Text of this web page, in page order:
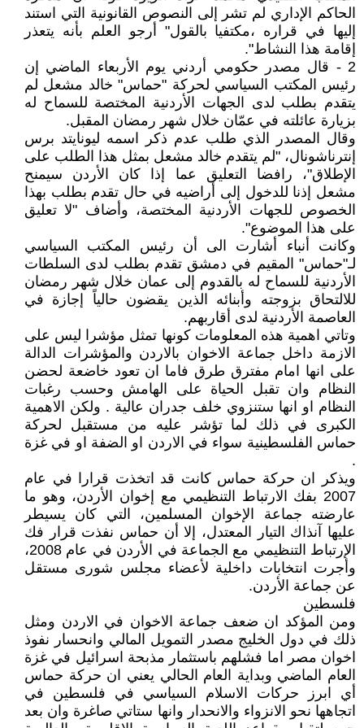
الحاكم الإداري لم تشر إلى النصوص القانونية التي استند
إليها في قراره ،مكتفيا بالقول" أرجو العلم بأنه يتعذر
إقامة هذا النشاط".
2 - قال مصدر حكومي أردني يوم الأربعاء الماضي إن
رئيس المكتب السياسي لحركة "حماس" خالد مشعل لم
يتقدم بطلب لدى الجهات الأردنية المختصة للسماح له
بزيارة عائلته في عمّان خلال شهر رمضان المقبل.
وقال المصدر الذي طلب عدم ذكر اسمه ليونايتد برس
إنترناشونال، "لم يتقدم خالد مشعل بمثل هذا الطلب على
الإطلاق"، رافضا التعليق عما إذا كان الأردن سيمنح
مشعل إذنا للدخول إلى أراضيه في حال تقدم بطلب بهذا
الخصوص للجهات الأردنية المختصة، وأضاف "لا تعليق
على هذا الموضوع".
وكانت أنباء أشارت الى أن رئيس المكتب السياسي
لـ"حماس" المقيم في دمشق تقدم بطلب لدى السلطات
الأردنية للسماح له بالقدوم إلى عمان خلال شهر رمضان
للالتحاق بزوجته وأبنائه الذين يقضون حالياً إجازة في
العاصمة الأردنية لدى أقاربهم.
وتاتي اهمية هذه المعلومات كونها تمثل مؤشرا ليس على
الازمة داخل جماعة الاخوان بالاردن والمؤشرات الدالة
على انها امام مفترق طرق فاما ان تعود خاضعة لحضن
النظام وان تقبل الحياة على الهامش وحسب رغبات
النظام او انها ستنزوي خلف جدران عالية . ولكن الاهمية
الكبرى في ذلك لما تؤشر عليه من مستقبل لحركة
حماس الفلسطينية سواء في الاردن او الضفة او في غزة
.
ويذكر ان حركة حماس كانت قد اتخذت قرارا في عام
2007 بفك الارتباط التنظيمي مع إخوان الأردن، وهو ما
عارضته جماعة الإخوان المسلمين، التي كان يسيطر
عليها آنذاك التيار المعتدل، إلا أن حماس نفذت قرار فك
الإرتباط التنظيمي مع الجماعة في الأردن في عام 2008،
وأجرت انتخابات داخلية لأعضاء مجلس شورى مستقل
عن جماعة الأردن.
فلسطين
ومن المؤكد ان ضعف جماعة الاخوان في الاردن ومثل
ذلك في دول الخليج مصدر التمويل المالي وانحسار نفوذ
اخوان مصر اما فشلهم باستثمار مذبحة اسرائيل في غزة
العام الماضي وبداية العام الحالي يعني ان حركة حماس
أي ابرز حركات الاسلام السياسي في فلسطين في
اتجاهها نحو الانزواء والانحدار وانها ستاتي صاغرة وان بعد